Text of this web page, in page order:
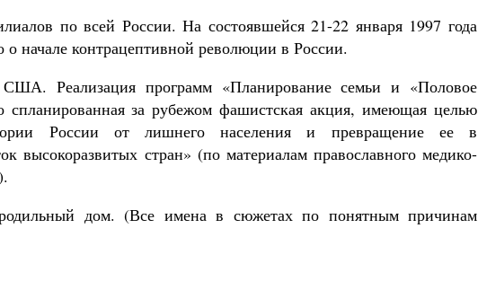
по всей России. На состоявшейся 21-22 января 1997 года
начале контрацептивной революции в России.
Реализация программ «Планирование семьи и «Половое
спланированная за рубежом фашистская акция, имеющая целью
России от лишнего населения и превращение ее в
высокоразвитых стран» (по материалам православного медико-
дом. (Все имена в сюжетах по понятным причинам